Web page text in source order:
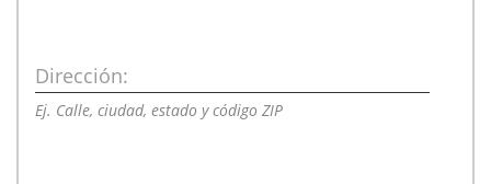
Dirección:
Ej. Calle, ciudad, estado y código ZIP